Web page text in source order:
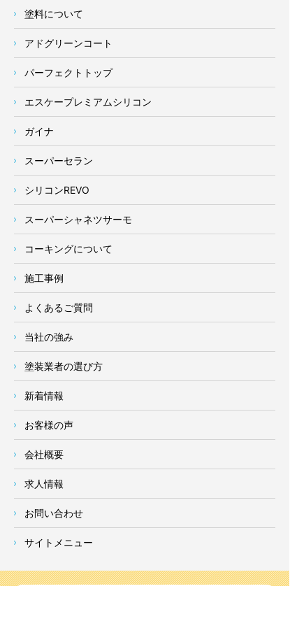
塗料について
アドグリーンコート
パーフェクトトップ
エスケープレミアムシリコン
ガイナ
スーパーセラン
シリコンREVO
スーパーシャネツサーモ
コーキングについて
施工事例
よくあるご質問
当社の強み
塗装業者の選び方
新着情報
お客様の声
会社概要
求人情報
お問い合わせ
サイトメニュー